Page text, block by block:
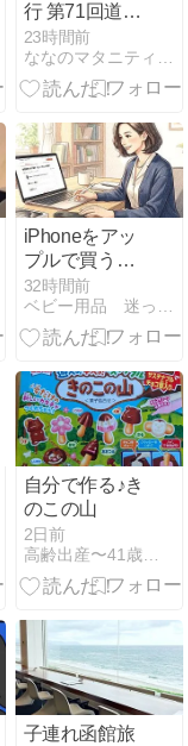
行 第71回道新
花火大会 有料
の個人協賛席
を利用
23時間前
iPhoneをアッ
プルで買うメ
リット(ドコモ
契約)
32時間前
自分で作る♪き
のこの山
2日前
子連れ函館旅